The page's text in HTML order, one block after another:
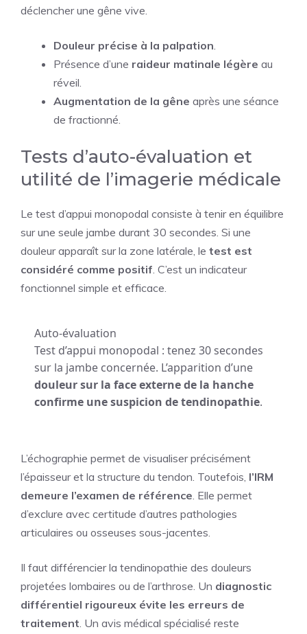
déclencher une gêne vive.
Douleur précise à la palpation.
Présence d’une raideur matinale légère au
réveil.
Augmentation de la gêne après une séance
de fractionné.
Tests d’auto-évaluation et
utilité de l’imagerie médicale
Le test d’appui monopodal consiste à tenir en équilibre
sur une seule jambe durant 30 secondes. Si une
douleur apparaît sur la zone latérale, le test est
considéré comme positif. C’est un indicateur
fonctionnel simple et efficace.
Auto-évaluation
Test d’appui monopodal : tenez 30 secondes
sur la jambe concernée. L’apparition d’une
douleur sur la face externe de la hanche
confirme une suspicion de tendinopathie.
L’échographie permet de visualiser précisément
l’épaisseur et la structure du tendon. Toutefois, l’IRM
demeure l’examen de référence. Elle permet
d’exclure avec certitude d’autres pathologies
articulaires ou osseuses sous-jacentes.
Il faut différencier la tendinopathie des douleurs
projetées lombaires ou de l’arthrose. Un diagnostic
différentiel rigoureux évite les erreurs de
traitement. Un avis médical spécialisé reste